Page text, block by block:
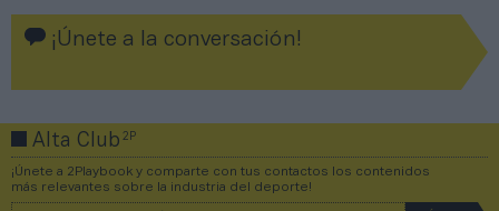
¡Únete a la conversación!
Alta Club2P
¡Únete a 2Playbook y comparte con tus contactos los contenidos
más relevantes sobre la industria del deporte!